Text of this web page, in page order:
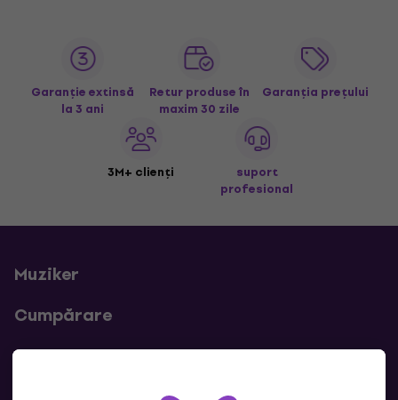
Garanție extinsă
la 3 ani
Retur produse în
maxim 30 zile
Garanția prețului
3M+ clienți
suport
profesional
Muziker
Cumpărare
Linkuri utile